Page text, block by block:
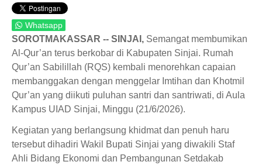
Whatsapp
SOROTMAKASSAR -- SINJAI, Semangat membumikan
Al-Qur’an terus berkobar di Kabupaten Sinjai. Rumah
Qur’an Sabilillah (RQS) kembali menorehkan capaian
membanggakan dengan menggelar Imtihan dan Khotmil
Qur’an yang diikuti puluhan santri dan santriwati, di Aula
Kampus UIAD Sinjai, Minggu (21/6/2026).
Kegiatan yang berlangsung khidmat dan penuh haru
tersebut dihadiri Wakil Bupati Sinjai yang diwakili Staf
Ahli Bidang Ekonomi dan Pembangunan Setdakab